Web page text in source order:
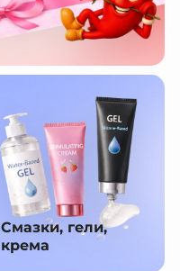
Смазки, гели,
крема